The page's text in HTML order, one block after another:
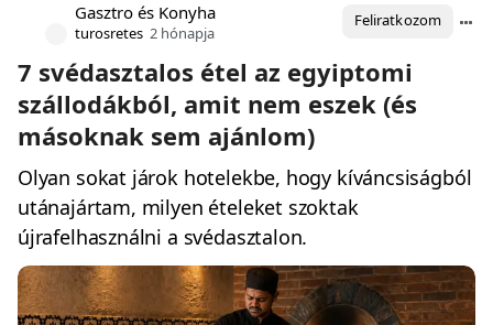
Gasztro és Konyha
turosretes 2 hónapja
Feliratkozom
7 svédasztalos étel az egyiptomi
szállodákból, amit nem eszek (és
másoknak sem ajánlom)
Olyan sokat járok hotelekbe, hogy kíváncsiságból
utánajártam, milyen ételeket szoktak
újrafelhasználni a svédasztalon.